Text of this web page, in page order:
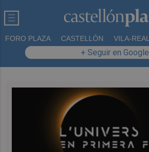
FORO PLAZA CASTELLÓN VILA-REAL
+ Seguir en Google